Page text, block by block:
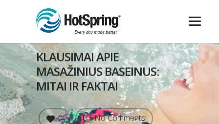
KLAUSIMAI APIE
MASAŽINIUS BASEINUS:
MITAI IR FAKTAI
No Comments
0